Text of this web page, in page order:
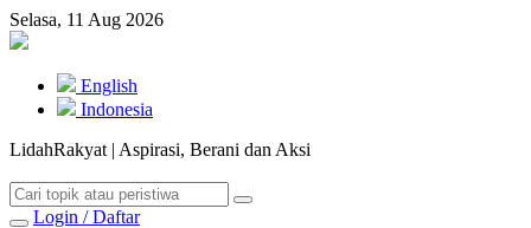
Selasa, 11 Aug 2026
English
Indonesia
LidahRakyat | Aspirasi, Berani dan Aksi
Login / Daftar